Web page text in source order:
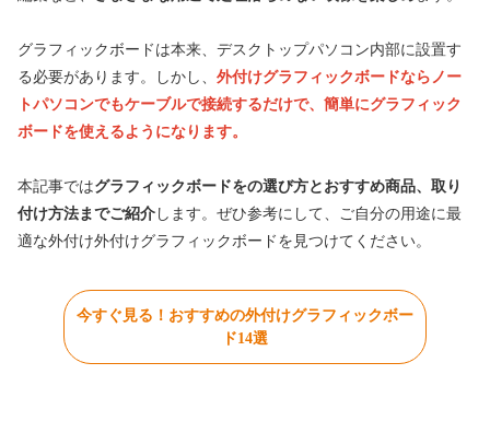
グラフィックボードは本来、デスクトップパソコン内部に設置す
る必要があります。しかし、 外付けグラフィックボードならノー
トパソコンでもケーブルで接続するだけで、簡単にグラフィック
ボードを使えるようになります。
本記事ではグラフィックボードをの選び方とおすすめ商品、取り
付け方法までご紹介 します。ぜひ参考にして、ご自分の用途に最
適な外付け外付けグラフィックボードを見つけてください。
今すぐ見る！おすすめの外付けグラフィックボー
ド14選